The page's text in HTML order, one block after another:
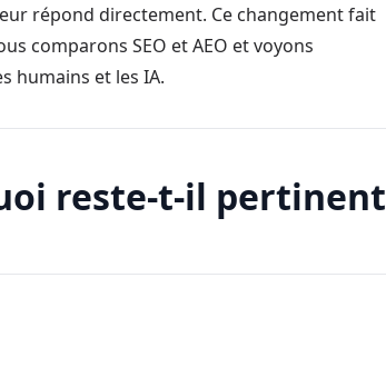
répond directement. Ce changement fait
comparons SEO et AEO et voyons
humains et les IA.
reste-t-il pertinent